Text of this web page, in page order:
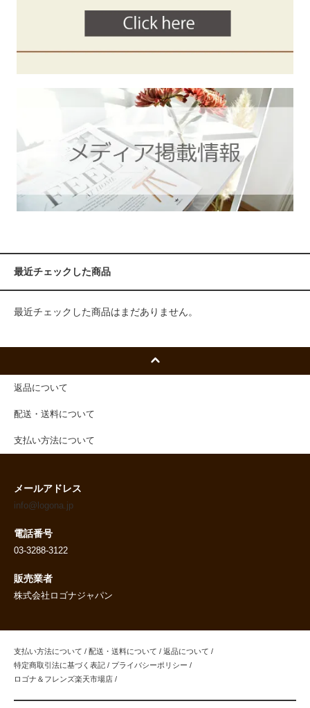
最近チェックした商品
最近チェックした商品はまだありません。
返品について
配送・送料について
支払い方法について
メールアドレス
info@logona.jp
電話番号
03-3288-3122
販売業者
株式会社ロゴナジャパン
支払い方法について / 配送・送料について / 返品について /
特定商取引法に基づく表記 / プライバシーポリシー /
ロゴナ＆フレンズ楽天市場店 /